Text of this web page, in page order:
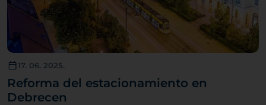
17. 06. 2025.
Reforma del estacionamiento en
Debrecen